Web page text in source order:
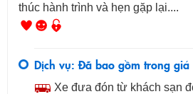
thúc hành trình và hẹn gặp lại....
Dịch vụ: Đã bao gồm trong giá
Xe đưa đón từ khách sạn